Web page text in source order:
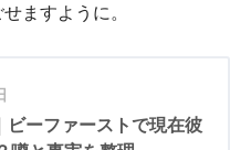
ますように。
ビーファーストで現在彼